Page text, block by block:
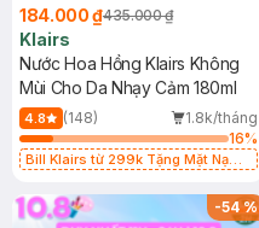
184.000 ₫435.000 ₫
Klairs
Nước Hoa Hồng Klairs Không
Mùi Cho Da Nhạy Cảm 180ml
4.8 (148)
1.8k/tháng
16%
Bill Klairs từ 299k Tặng Mặt Nạ
25ml (SL Có Hạn)
-54%